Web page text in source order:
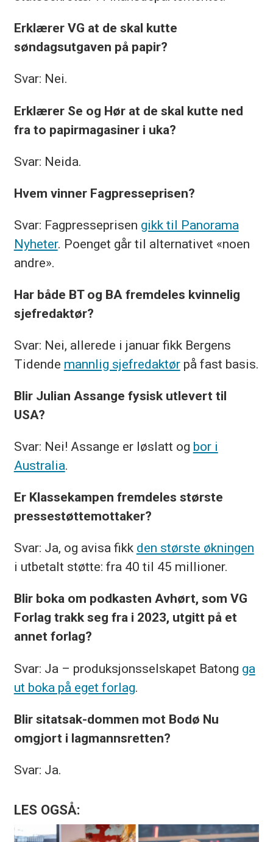
Erklærer VG at de skal kutte
søndagsutgaven på papir?
Svar: Nei.
Erklærer Se og Hør at de skal kutte ned
fra to papirmagasiner i uka?
Svar: Neida.
Hvem vinner Fagpresseprisen?
Svar: Fagpresseprisen gikk til Panorama
Nyheter. Poenget går til alternativet «noen
andre».
Har både BT og BA fremdeles kvinnelig
sjefredaktør?
Svar: Nei, allerede i januar fikk Bergens
Tidende mannlig sjefredaktørpå fast basis.
Blir Julian Assange fysisk utlevert til
USA?
Svar: Nei! Assange er løslatt og bor i
Australia.
Er Klassekampen fremdeles største
pressestøttemottaker?
Svar: Ja, og avisa fikk den største økningen
i utbetalt støtte: fra 40 til 45 millioner.
Blir boka om podkasten Avhørt, som VG
Forlag trakk seg fra i 2023, utgitt på et
annet forlag?
Svar: Ja – produksjonsselskapet Batong ga
ut boka på eget forlag.
Blir sitatsak-dommen mot Bodø Nu
omgjort i lagmannsretten?
Svar: Ja.
LES OGSÅ: